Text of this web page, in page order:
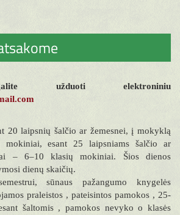
užduoti elektroniniu
20 laipsnių šalčio ar žemesnei, į mokyklą
esant 25 laipsniams šalčio ar
– 6–10 klasių mokiniai. Šios dienos
dienų skaičių.
sūnaus pažangumo knygelės
praleistos , pateisintos pamokos , 25-
šaltomis , pamokos nevyko o klasės